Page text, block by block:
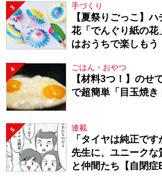
3 手づくり
【夏祭りごっこ】
花「でんぐり紙の花
はおうちで楽しもう
4 ごはん・おやつ
【材料3つ！】のせ
で超簡単「目玉焼き
5 連載
「タイヤは純正で
先生に、ユニークな
と仲間たち【自閉